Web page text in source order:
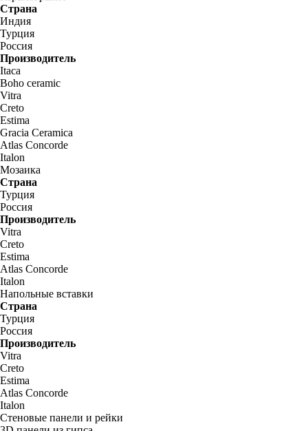
Страна
Индия
Турция
Россия
Производитель
Itaca
Boho ceramic
Vitra
Creto
Estima
Gracia Ceramica
Atlas Concorde
Italon
Мозаика
Страна
Турция
Россия
Производитель
Vitra
Creto
Estima
Atlas Concorde
Italon
Напольные вставки
Страна
Турция
Россия
Производитель
Vitra
Creto
Estima
Atlas Concorde
Italon
Стеновые панели и рейки